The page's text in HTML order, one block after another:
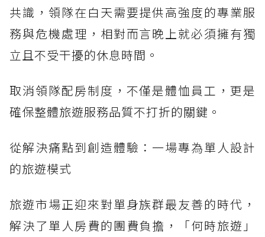
共識，領隊在白天需要提供高強度的專業服
務與危機處理，相對而言晚上就必須擁有獨
立且不受干擾的休息時間。
取消領隊配房制度，不僅是體恤員工，更是
確保整體旅遊服務品質不打折的關鍵。
從解決痛點到創造體驗：一場專為單人設計
的旅遊模式
旅遊市場正迎來對單身族群最友善的時代，
解決了單人房費的團費負擔，「何時旅遊」